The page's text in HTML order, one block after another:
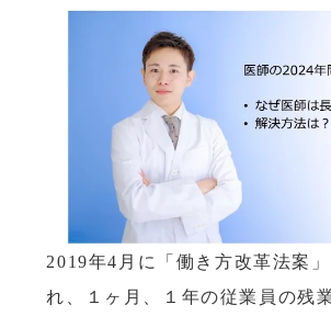
2019年4月に「働き方改革法案
れ、１ヶ月、１年の従業員の残